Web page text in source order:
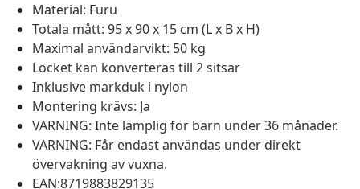
Material: Furu
Totala mått: 95 x 90 x 15 cm (L x B x H)
Maximal användarvikt: 50 kg
Locket kan konverteras till 2 sitsar
Inklusive markduk i nylon
Montering krävs: Ja
VARNING: Inte lämplig för barn under 36 månader.
VARNING: Får endast användas under direkt
övervakning av vuxna.
EAN:8719883829135